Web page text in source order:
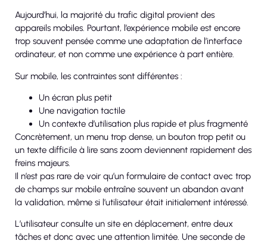
Aujourd’hui, la majorité du trafic digital provient des
appareils mobiles. Pourtant, l’expérience mobile est encore
trop souvent pensée comme une adaptation de l’interface
ordinateur, et non comme une expérience à part entière.
Sur mobile, les contraintes sont différentes :
Un écran plus petit
Une navigation tactile
Un contexte d’utilisation plus rapide et plus fragmenté
Concrètement, un menu trop dense, un bouton trop petit ou
un texte difficile à lire sans zoom deviennent rapidement des
freins majeurs.
Il n’est pas rare de voir qu’un formulaire de contact avec trop
de champs sur mobile entraîne souvent un abandon avant
la validation, même si l’utilisateur était initialement intéressé.
L’utilisateur consulte un site en déplacement, entre deux
tâches et donc avec une attention limitée. Une seconde de